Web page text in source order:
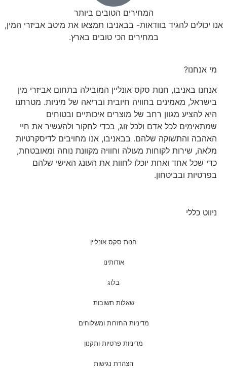
המחירים הטובים ביותר
אנו יכולים להגיד בוודאות- בבאניבו תמצאו את מיטב אביזרי המין,
במחירים הכי טובים בארץ.
מי אנחנו?
אנחנו באניבו, חנות סקס אונליין המובילה בתחום אביזרי מין
בישראל, מאמינים בחוויה חיובית ובריאה של מיניות. מטרתנו
היא להציע מגוון רחב של מוצרים איכותיים ובטוחים
שמתאימים לכל אדם ולכל זוג, בכדי לחקור ולהעשיר את חיי
האהבה והתשוקה שלהם. בבאניבו, אנו מחויבים לדיסקרטיות
מלאה, שירות לקוחות מעולה וחוויה מקוונת נוחה ומאובטחת,
כדי שכל אחד ואחת יוכלו לחוות את העונג האישי שלהם
בפרטיות ובביטחון.
ניווט כללי
חנות סקס אונליין
אודותינו
בלוג
שאלות תשובות
מדיניות החזרות ומשלוחים
מדיניות פרטיות ותקנון
הצהרת נגישות